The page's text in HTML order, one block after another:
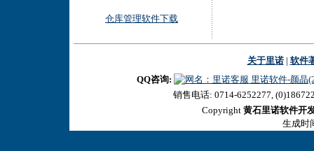
仓库管理软件下载
关于里诺| 软件
QQ咨询:
里诺软件-颜晶
销售电话: 0714-6252277,
Copyright 黄石里诺软件开
生成时